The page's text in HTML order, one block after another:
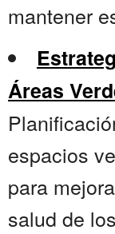
mantener
Áreas
espacios
para
salud de